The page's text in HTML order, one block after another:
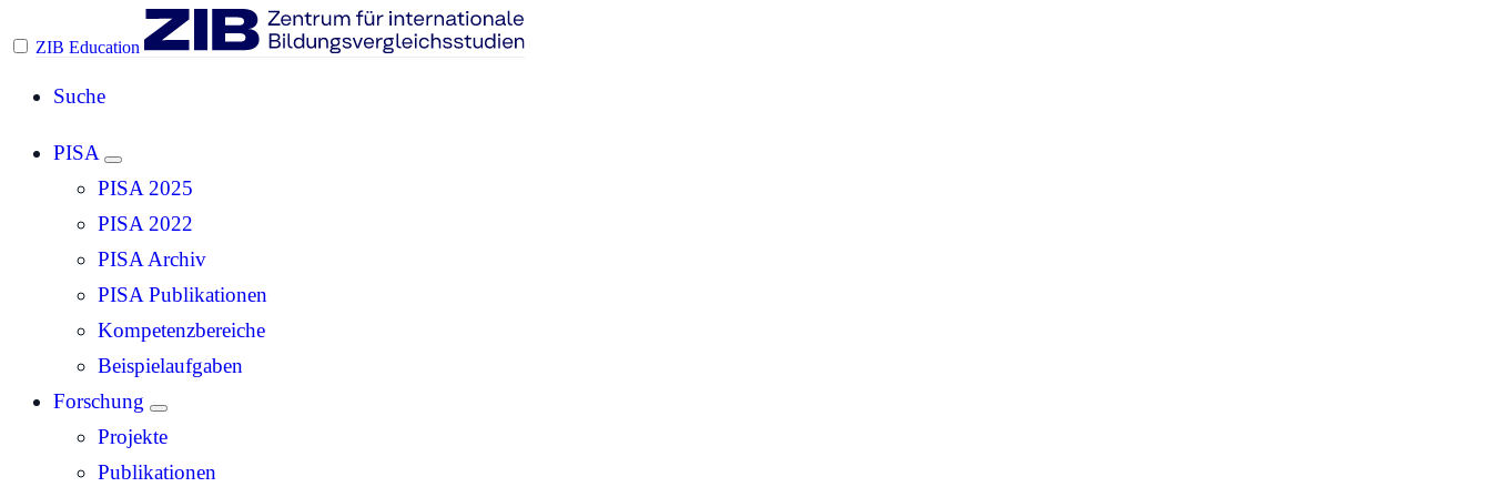
ZIB Education
Suche
PISA
PISA 2025
PISA 2022
PISA Archiv
PISA Publikationen
Kompetenzbereiche
Beispielaufgaben
Forschung
Projekte
Publikationen